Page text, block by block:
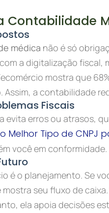
Contabilidade
médica não é só
a digitalização fiscal,
mostra que
Assim, a contabilidade
Fiscais
evita erros ou atrasos,
Melhor Tipo de CNPJ
você em conformidade.
é o planejamento. Se
seu fluxo de
ela apoia decisões